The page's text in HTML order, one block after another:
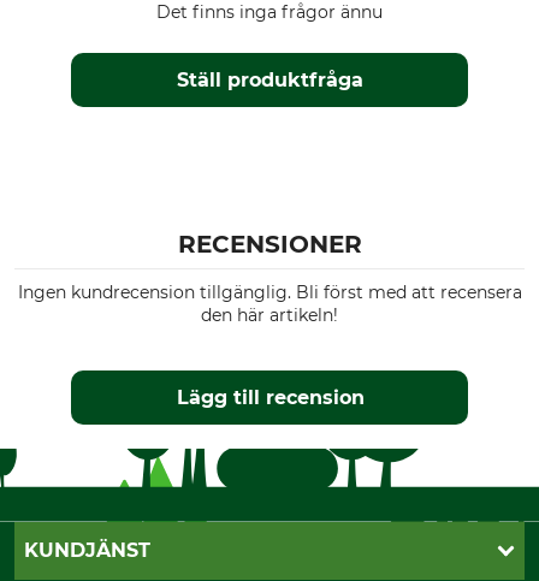
Ställ produktfråga
Det finns inga frågor ännu
RECENSIONER
Ingen kundrecension tillgänglig. Bli först med att recensera
den här artikeln!
Lägg till recension
KUNDJÄNST